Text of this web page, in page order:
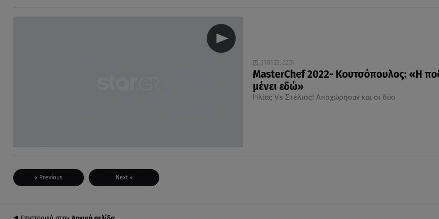
31.01.22, 22:51
MasterChef 2022- Κουτσόπουλος: «Η
μένει εδώ»
Ηλίας Vs Στέλιος! Αποχώρησαν και οι δύο
« Previous Next »